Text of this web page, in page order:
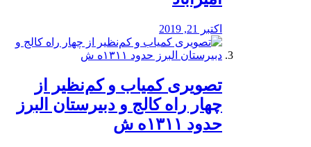
اکتبر 21, 2019
️تصویری کمیاب و کم‌نظیر از
چهار راه كالج و دبيرستان البرز
حدود ۱۳۱۱ه ش